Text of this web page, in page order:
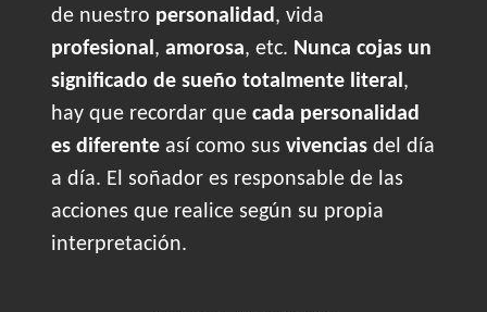
de nuestro personalidad, vida
profesional, amorosa, etc. Nunca cojas un
significado de sueño totalmente literal,
hay que recordar que cada personalidad
es diferente así como sus vivencias del día
a día. El soñador es responsable de las
acciones que realice según su propia
interpretación.